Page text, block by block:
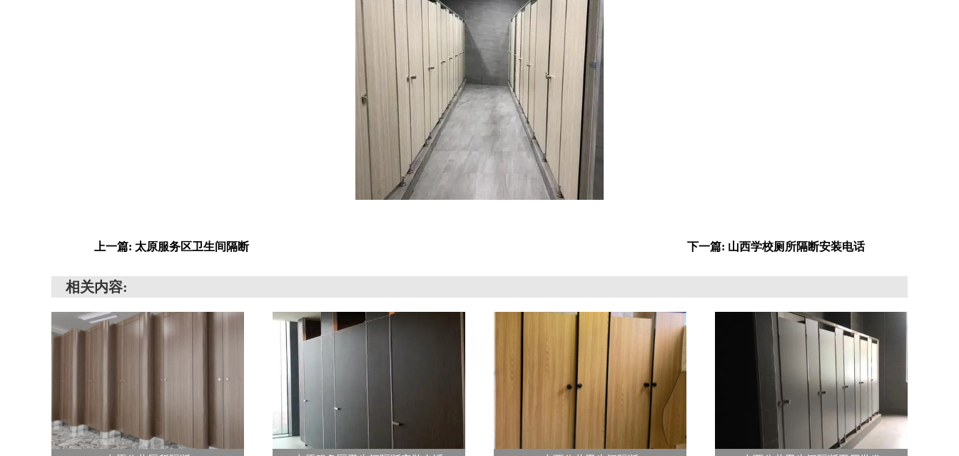
上一篇: 太原服务区卫生间隔断 下一篇: 山西学校厕所隔断安装电话
相关内容: